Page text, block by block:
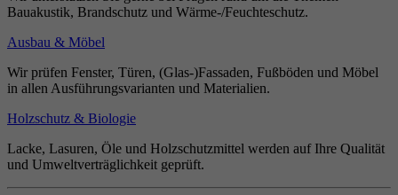
Bauakustik, Brandschutz und Wärme-/Feuchteschutz.
Ausbau & Möbel
Wir prüfen Fenster, Türen, (Glas-)Fassaden, Fußböden und Möbel
in allen Ausführungsvarianten und Materialien.
Holzschutz & Biologie
Lacke, Lasuren, Öle und Holzschutzmittel werden auf Ihre Qualität
und Umweltverträglichkeit geprüft.